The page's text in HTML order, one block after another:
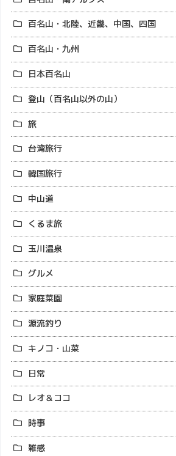
百名山・北陸、近畿、中国、四国
百名山・九州
日本百名山
登山（百名山以外の山）
旅
台湾旅行
韓国旅行
中山道
くるま旅
玉川温泉
グルメ
家庭菜園
源流釣り
キノコ・山菜
日常
レオ＆ココ
時事
雑感